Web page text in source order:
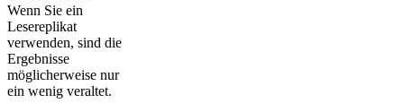
Wenn Sie ein
Lesereplikat
verwenden, sind die
Ergebnisse
möglicherweise nur
ein wenig veraltet.